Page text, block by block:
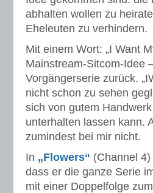
abhalten wollen zu
Eheleuten zu verhindern.
Mit einem Wort: „I Want
Mainstream-Sitcom-Idee
Vorgängerserie zurück.
nicht schon zu sehen
sich von gutem
unterhalten lassen kann.
zumindest bei mir nicht.
In „Flowers“ (Channel
dass er die ganze Serie
mit einer Doppelfolge